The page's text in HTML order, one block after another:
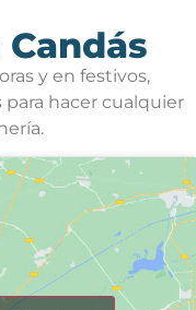
y en festivos,
hacer cualquier